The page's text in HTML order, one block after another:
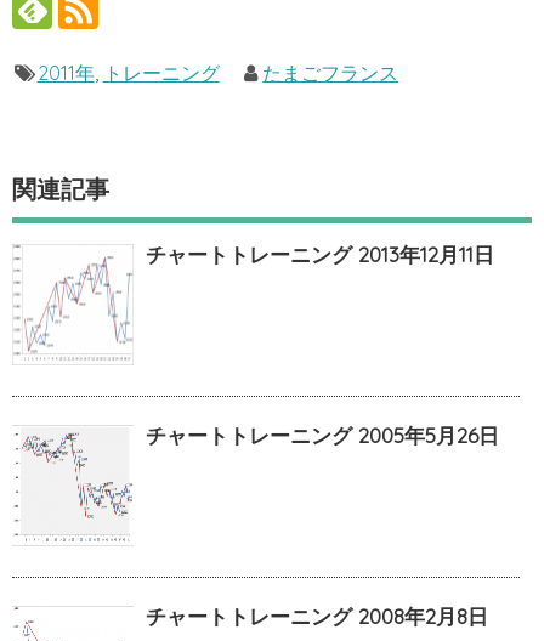
2011年, トレーニング たまごフランス
関連記事
チャートトレーニング 2013年12月11日
チャートトレーニング 2005年5月26日
チャートトレーニング 2008年2月8日